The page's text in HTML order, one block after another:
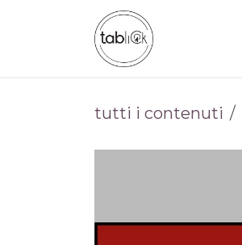
Passa al contenuto
tutti i contenuti